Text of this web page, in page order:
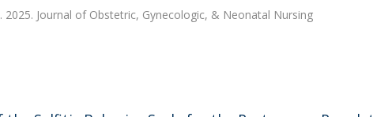
2025. Journal of Obstetric, Gynecologic, & Neonatal Nursing